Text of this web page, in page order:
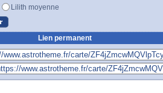
Lilith moyenne
Lien permanent